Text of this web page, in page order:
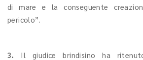
di mare e la conseguente
pericolo”.
3. Il giudice brindisino ha